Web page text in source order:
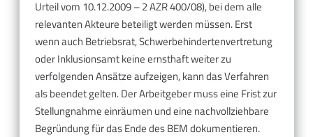
Urteil vom 10.12.2009 – 2 AZR 400/08), bei dem alle
relevanten Akteure beteiligt werden müssen. Erst
wenn auch Betriebsrat, Schwerbehindertenvertretung
oder Inklusionsamt keine ernsthaft weiter zu
verfolgenden Ansätze aufzeigen, kann das Verfahren
als beendet gelten. Der Arbeitgeber muss eine Frist zur
Stellungnahme einräumen und eine nachvollziehbare
Begründung für das Ende des BEM dokumentieren.